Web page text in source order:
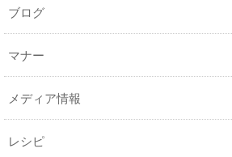
ブログ
マナー
メディア情報
レシピ